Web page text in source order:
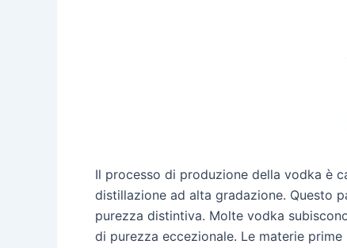
Il processo di produzione della vodka è
distillazione ad alta gradazione. Questo
purezza distintiva. Molte vodka
di purezza eccezionale. Le materie